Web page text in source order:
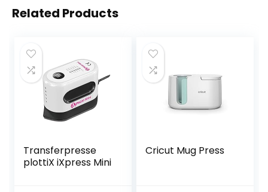
Related Products
Transferpresse
plottiX iXpress Mini
Cricut Mug Press